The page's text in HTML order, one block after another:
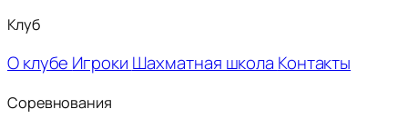
Клуб
О клубе Игроки Шахматная школа Контакты
Соревнования